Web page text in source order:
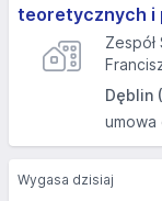
teoretycznych i
Dęblin
umowa
Wygasa dzisiaj